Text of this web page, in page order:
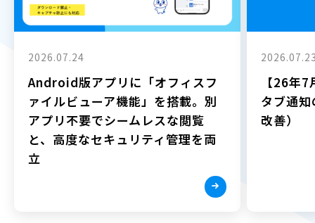
2026.07.24
Android版アプリに「オフィスフ
ァイルビューア機能」を搭載。別
アプリ不要でシームレスな閲覧
と、高度なセキュリティ管理を両
立
【26年
タブ通
改善）